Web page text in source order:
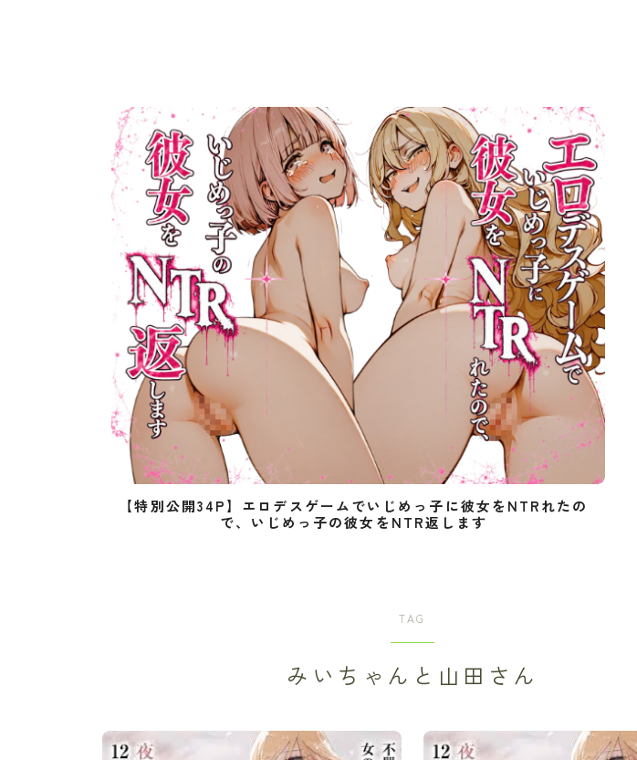
【特別公開34P】エロデスゲームでいじめっ子に彼女をNTRれたの
で、いじめっ子の彼女をNTR返します
TAG
みいちゃんと山田さん